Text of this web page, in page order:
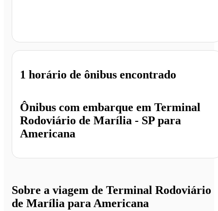
Ônibus com embarque em Terminal
Rodoviário de Marília - SP para
Americana
1 horário de ônibus encontrado
Sobre a viagem de Terminal Rodoviário
de Marília para Americana